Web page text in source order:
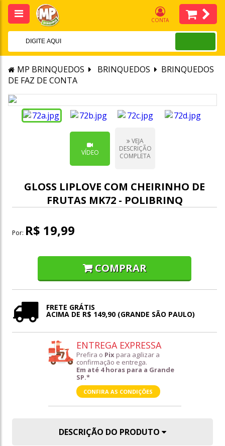
CONTA
MP BRINQUEDOS BRINQUEDOS
BRINQUEDOS
DE FAZ DE CONTA
VÍDEO
VEJA
DESCRIÇÃO
COMPLETA
GLOSS LIPLOVE COM CHEIRINHO DE
FRUTAS MK72 - POLIBRINQ
Por: R$ 19,99
COMPRAR
FRETE GRÁTIS
ACIMA DE R$ 149,90 (GRANDE SÃO PAULO)
ENTREGA EXPRESSA
Prefira o Pix para agilizar a
confirmação e entrega.
Em até 4 horas para a Grande
SP.*
CONFIRA AS CONDIÇÕES
DESCRIÇÃO DO PRODUTO